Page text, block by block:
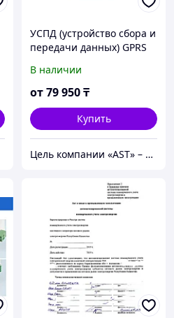
УСПД (устройство сбора и
передачи данных) GPRS
В наличии
от79 950₸
Купить
Цель компании «AST» – создавать, поддерживать комфорт и экономию для потребителя тепла